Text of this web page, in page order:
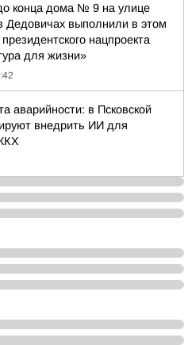
конца дома № 9 на улице
Дедовичах выполнили в этом
нацпроекта
для жизни»
аварийности: в Псковской
внедрить ИИ для